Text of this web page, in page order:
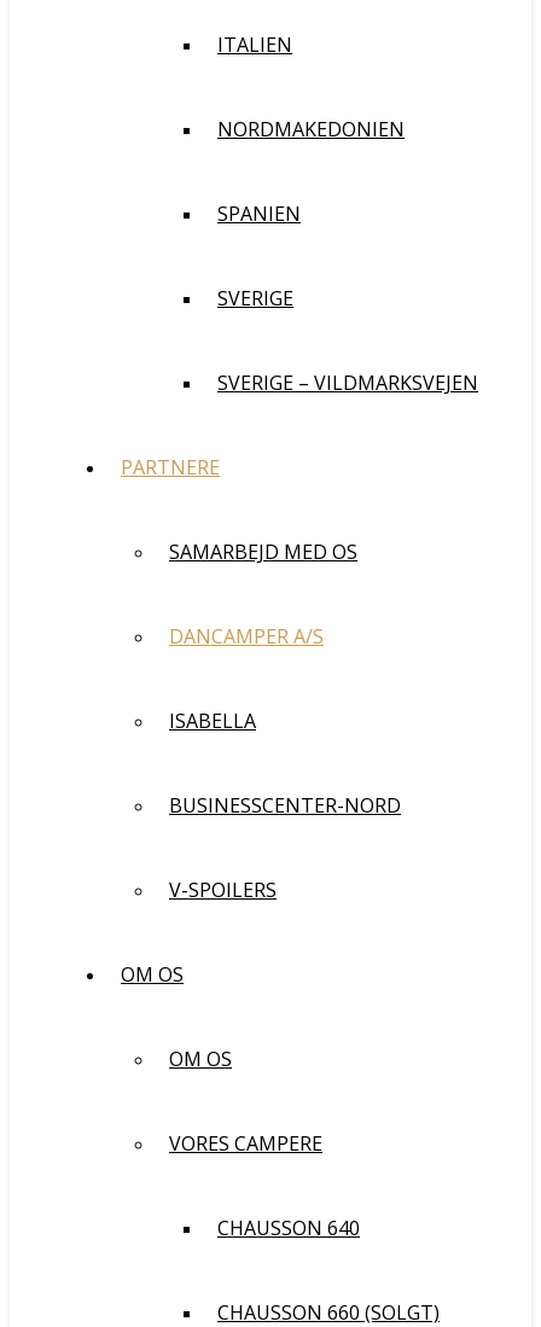
ITALIEN
NORDMAKEDONIEN
SPANIEN
SVERIGE
SVERIGE – VILDMARKSVEJEN
PARTNERE
SAMARBEJD MED OS
DANCAMPER A/S
ISABELLA
BUSINESSCENTER-NORD
V-SPOILERS
OM OS
OM OS
VORES CAMPERE
CHAUSSON 640
CHAUSSON 660 (SOLGT)